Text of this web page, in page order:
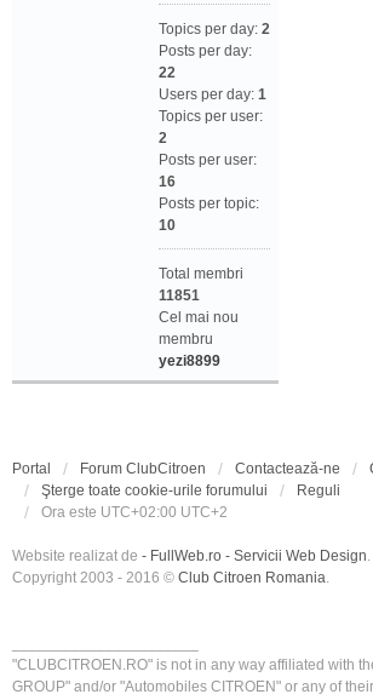
Topics per day: 2
Posts per day:
22
Users per day: 1
Topics per user:
2
Posts per user:
16
Posts per topic:
10
Total membri
11851
Cel mai nou
membru
yezi8899
Portal Forum ClubCitroen Contactează-ne
Şterge toate cookie-urile forumului
Reguli
Ora este UTC+02:00 UTC+2
Website realizat de - FullWeb.ro - Servicii Web Design.
Copyright 2003 - 2016 © Club Citroen Romania.
"CLUBCITROEN.RO" is not in any way affiliated with
GROUP" and/or "Automobiles CITROEN" or any of